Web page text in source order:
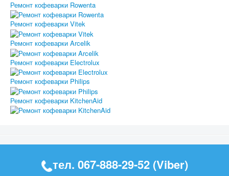
Ремонт кофеварки Rowenta
Ремонт кофеварки Vitek
Ремонт кофеварки Arcelik
Ремонт кофеварки Electrolux
Ремонт кофеварки Philips
Ремонт кофеварки KitchenAid
тел. 067-888-29-52 (Viber)